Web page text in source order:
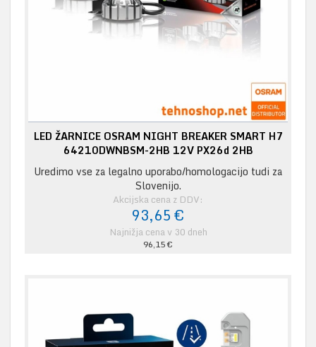
LED ŽARNICE OSRAM NIGHT BREAKER SMART H7
64210DWNBSM-2HB 12V PX26d 2HB
Uredimo vse za legalno uporabo/homologacijo tudi za
Slovenijo.
Akcijska cena z DDV:
93,65 €
Najnižja cena v 30 dneh
96,15 €